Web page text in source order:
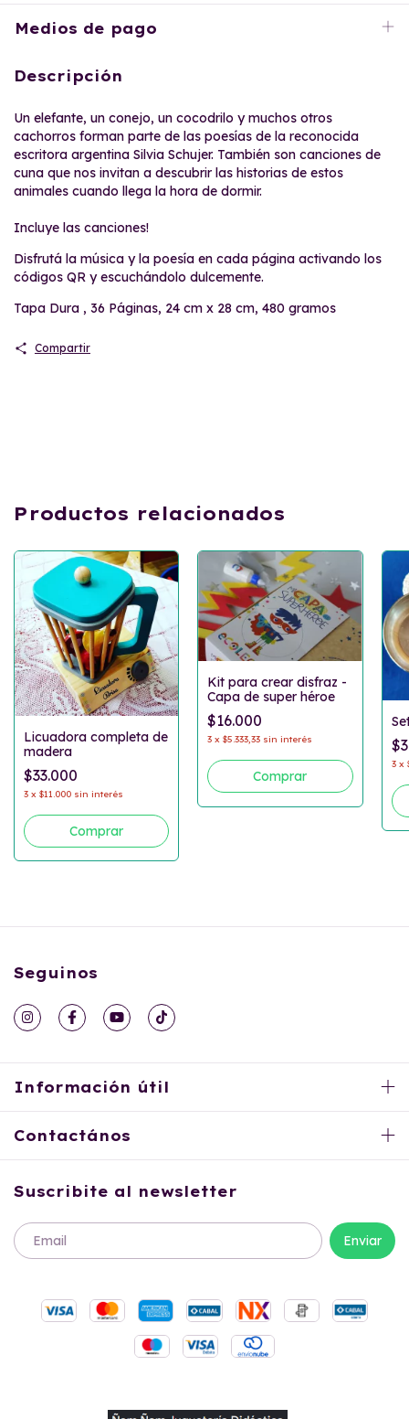
Medios de pago
Descripción
Un elefante, un conejo, un cocodrilo y muchos otros
cachorros forman parte de las poesías de la reconocida
escritora argentina Silvia Schujer. También son canciones de
cuna que nos invitan a descubrir las historias de estos
animales cuando llega la hora de dormir.
Incluye las canciones!
Disfrutá la música y la poesía en cada página activando los
códigos QR y escuchándolo dulcemente.
Tapa Dura , 36 Páginas, 24 cm x 28 cm, 480 gramos
Compartir
Productos relacionados
Licuadora completa de
madera
$33.000
3 x $11.000 sin interés
Kit para crear disfraz -
Capa de super héroe
$16.000
3 x$5.333,33 sin interés
3 x
Seguinos
Información útil
Contactános
Suscribite al newsletter